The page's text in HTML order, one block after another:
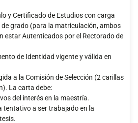
y Certificado de Estudios con carga
de grado (para la matriculación, ambos
estar Autenticados por el Rectorado de
de Identidad vigente y válida en
a la Comisión de Selección (2 carillas
La carta debe:
del interés en la maestría.
tentativo a ser trabajado en la